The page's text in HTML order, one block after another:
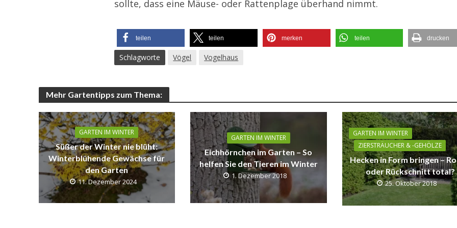
sollte, dass eine Mäuse- oder Rattenplage überhand nimmt.
teilen teilen merken teilen drucken
Schlagworte Vögel Vogelhaus
Mehr Gartentipps zum Thema:
GARTEN IM WINTER
Süßer der Winter nie blüht:
Winterblühende Gewächse für
den Garten
11. Dezember 2024
GARTEN IM WINTER
Eichhörnchen im Garten – So
helfen Sie den Tieren im Winter
1. Dezember 2018
GARTEN IM WINTER
ZIERSTRÄUCHER & -GEHÖLZE
Hecken in Form bringen –
oder Rückschnitt total?
25. Oktober 2018